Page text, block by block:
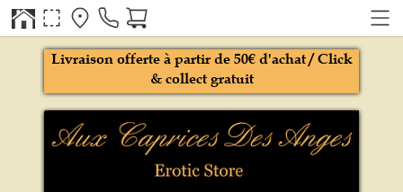
Livraison offerte à partir de 50€ d'achat / Click
& collect gratuit